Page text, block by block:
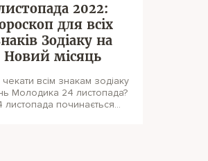
2022:
для всіх
Зодіаку на
Новий місяць
всім знакам зодіаку
Молодика 24 листопада?
листопада починається